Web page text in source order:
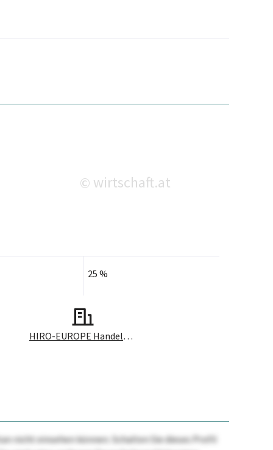
© wirtschaft.at
HIRO-EUROPE Handels GmbH
25 %
nicht einsehen können. Schalten Sie dieses Profil